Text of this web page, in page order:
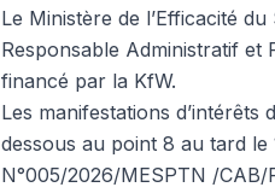
Le Ministère de l’Efficacité
Responsable Administratif et
financé par la KfW.
Les manifestations
dessous au point 8 au tard
N°005/2026/MESPTN /CAB/